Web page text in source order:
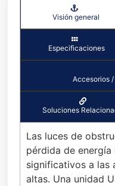
Visión general
Especificaciones
Accesorios
Soluciones
Las luces de
pérdida de
significativos a las
altas. Una unidad